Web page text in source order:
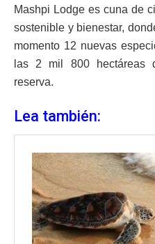
Mashpi Lodge es cuna de
sostenible y bienestar,
momento 12 nuevas
las 2 mil 800 hectáreas
reserva.
Lea también: